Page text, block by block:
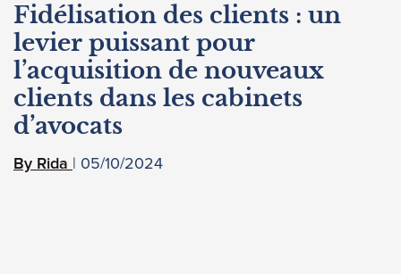
Fidélisation des clients : un
levier puissant pour
l’acquisition de nouveaux
clients dans les cabinets
d’avocats
Rida 05/10/2024